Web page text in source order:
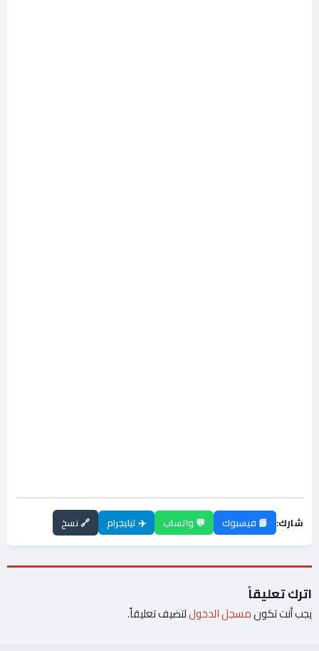
شارك: 📘 فيسبوك 💬 واتساب ✈️ تيليجرام 🔗 نسخ
اترك تعليقاً
يجب أنت تكونمسجل الدخوللتضيف تعليقاً.